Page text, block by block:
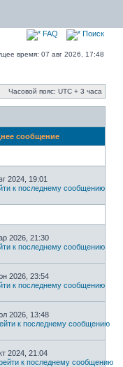
FAQ Поиск
время: 07 авг 2026, 17:48
Часовой пояс: UTC + 3 часа
сообщение
2024, 19:01
2026, 21:30
2026, 23:54
2026, 13:48
2024, 21:04